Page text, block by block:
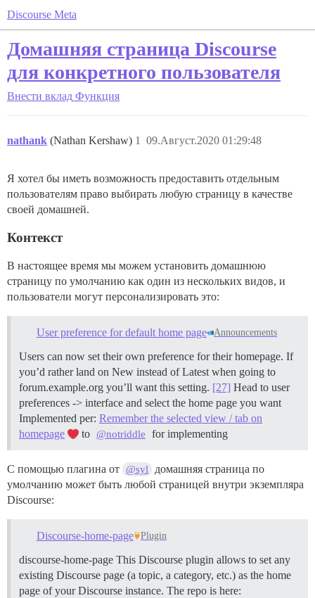
Discourse Meta
Домашняя страница Discourse
для конкретного пользователя
Внести вклад Функция
nathank (Nathan Kershaw) 09.Август.2020 01:29:48
1
Я хотел бы иметь возможность предоставить отдельным
пользователям право выбирать любую страницу в качестве
своей домашней.
Контекст
В настоящее время мы можем установить домашнюю
страницу по умолчанию как один из нескольких видов, и
пользователи могут персонализировать это:
User preference for default home page Announcements
Users can now set their own preference for their homepage. If
you’d rather land on New instead of Latest when going to
forum.example.org you’ll want this setting. [27] Head to user
preferences -> interface and select the home page you want
Implemented per: Remember the selected view / tab on
homepage
to @notriddle for implementing
С помощью плагина от @syl
домашняя страница по
умолчанию может быть любой страницей внутри экземпляра
Discourse:
Discourse-home-page Plugin
discourse-home-page This Discourse plugin allows to set any
existing Discourse page (a topic, a category, etc.) as the home
page of your Discourse instance. The repo is here: